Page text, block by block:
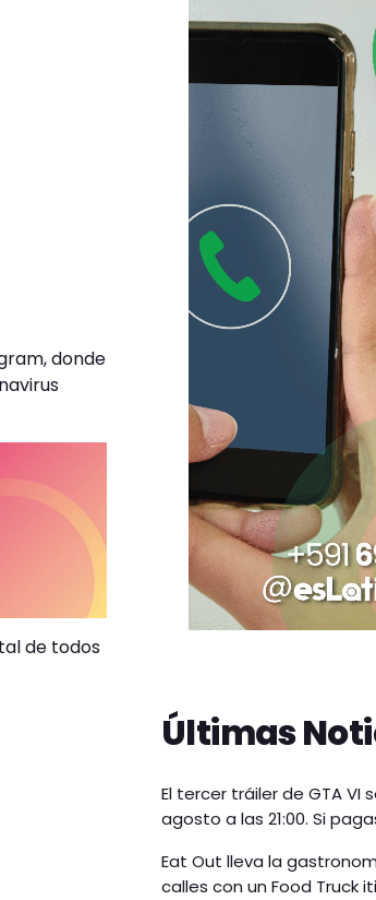
donde
de todos
Últimas
El tercer tráiler de GTA VI
agosto a las 21:00. Si
Eat Out lleva la
calles con un Food Truck